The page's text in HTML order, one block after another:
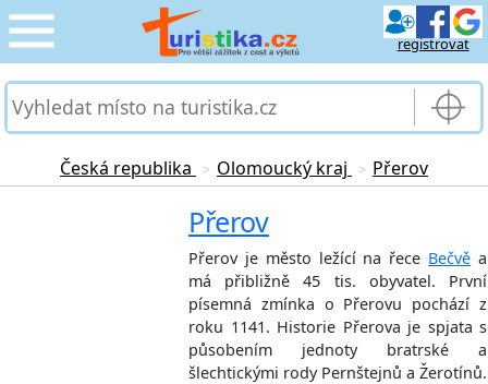
registrovat
CESTOVÁNÍ
SLUŽBY & DOPRAVA
Česká republika > Olomoucký kraj > Přerov
Přerov
Přerov je město ležící na řece Bečvě a
má přibližně 45 tis. obyvatel. První
písemná zmínka o Přerovu pochází z
roku 1141. Historie Přerova je spjata s
působením jednoty bratrské a
šlechtickými rody Pernštejnů a Žerotínů.